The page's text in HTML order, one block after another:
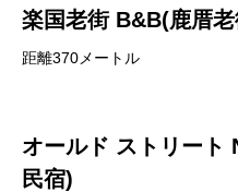
楽国老街 B&B(鹿厝
距離370メートル
オールド ストリート
民宿)